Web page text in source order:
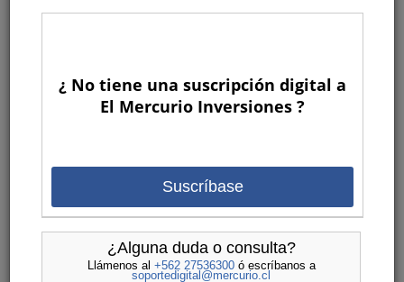
¿ No tiene una suscripción digital a
El Mercurio Inversiones ?
Suscríbase
¿Alguna duda o consulta?
Llámenos al +562 27536300ó escríbanos a
soportedigital@mercurio.cl